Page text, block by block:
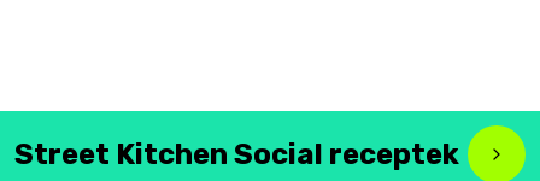
Street Kitchen Social receptek